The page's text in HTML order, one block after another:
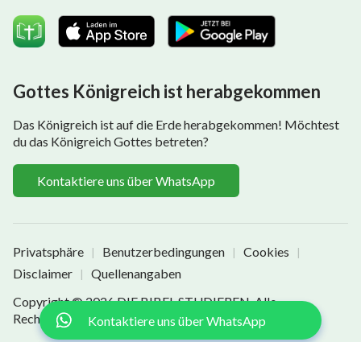
Gottes Königreich ist herabgekommen
Das Königreich ist auf die Erde herabgekommen! Möchtest
du das Königreich Gottes betreten?
Kontaktiere uns über WhatsApp
Privatsphäre | Benutzerbedingungen | Cookies |
Disclaimer |
Quellenangaben
Copyright © 2026DIE BIBEL STUDIEREN. Alle
Rechte vorbehalten.Kontaktiere uns über WhatsApp